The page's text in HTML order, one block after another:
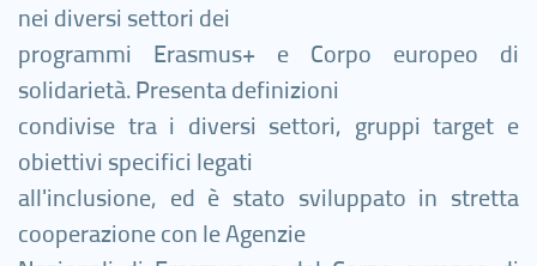
nei diversi settori dei
programmi Erasmus+ e Corpo europeo di
solidarietà. Presenta definizioni
condivise tra i diversi settori, gruppi target e
obiettivi specifici legati
all'inclusione, ed è stato sviluppato in stretta
cooperazione con le Agenzie